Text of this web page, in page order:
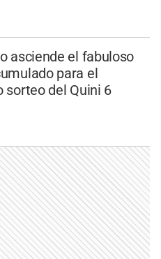
asciende el fabuloso
para el
sorteo del Quini 6